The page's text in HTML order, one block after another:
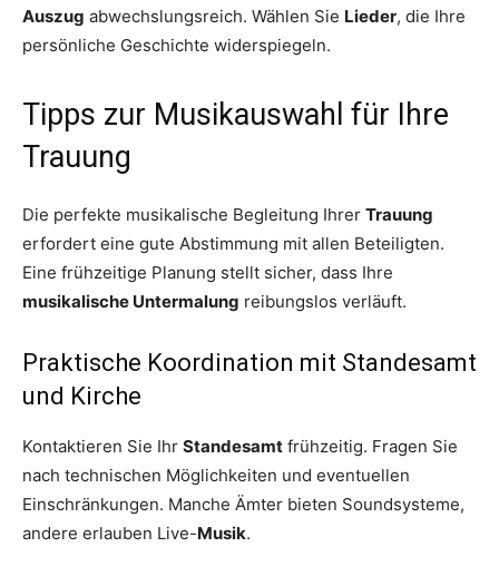
Auszug abwechslungsreich. Wählen Sie Lieder, die Ihre
persönliche Geschichte widerspiegeln.
Tipps zur Musikauswahl für Ihre
Trauung
Die perfekte musikalische Begleitung Ihrer Trauung
erfordert eine gute Abstimmung mit allen Beteiligten.
Eine frühzeitige Planung stellt sicher, dass Ihre
musikalische Untermalung reibungslos verläuft.
Praktische Koordination mit Standesamt
und Kirche
Kontaktieren Sie Ihr Standesamt frühzeitig. Fragen Sie
nach technischen Möglichkeiten und eventuellen
Einschränkungen. Manche Ämter bieten Soundsysteme,
andere erlauben Live-Musik.